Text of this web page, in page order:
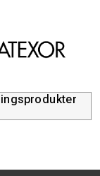
kan tråget
och skyddar
på
till en bättre